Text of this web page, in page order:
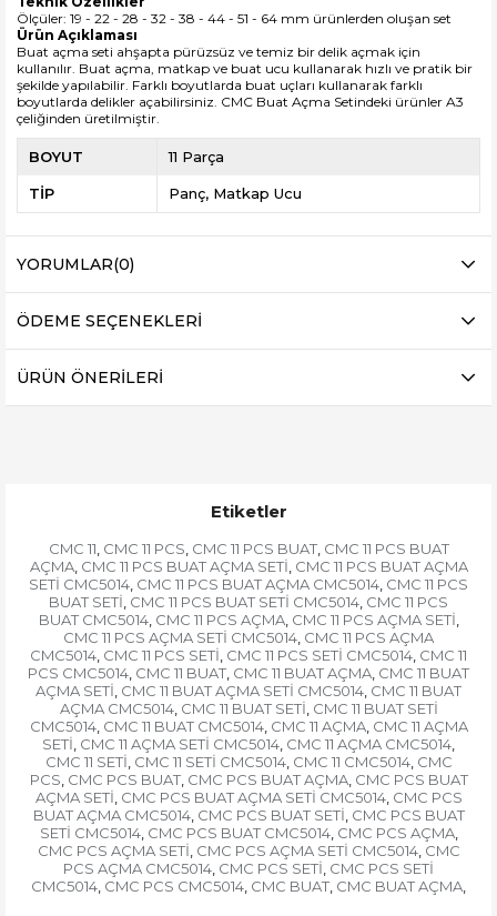
Ölçüler: 19 - 22 - 28 - 32 - 38 - 44 - 51 - 64 mm ürünlerden oluşan set
Ürün Açıklaması
Buat açma seti ahşapta pürüzsüz ve temiz bir delik açmak için
kullanılır. Buat açma, matkap ve buat ucu kullanarak hızlı ve pratik bir
şekilde yapılabilir. Farklı boyutlarda buat uçları kullanarak farklı
boyutlarda delikler açabilirsiniz. CMC Buat Açma Setindeki ürünler A3
çeliğinden üretilmiştir.
BOYUT 11 Parça
TİP Panç Matkap Ucu
YORUMLAR(0)
ÖDEME SEÇENEKLERI
ÜRÜN ÖNERILERI
Etiketler
CMC 11 CMC 11 PCS CMC 11 PCS BUAT, CMC 11 PCS BUAT
AÇMA, CMC 11 PCS BUAT AÇMA SETİ CMC 11 PCS BUAT AÇMA
SETİ CMC5014 CMC 11 PCS BUAT AÇMA CMC5014 CMC 11 PCS
BUAT SETİ CMC 11 PCS BUAT SETİ CMC5014 CMC 11 PCS
BUAT CMC5014, CMC 11 PCS AÇMA, CMC 11 PCS AÇMA SETİ
CMC 11 PCS AÇMA SETİ CMC5014 CMC 11 PCS AÇMA
CMC5014 CMC 11 PCS SETİ CMC 11 PCS SETİ CMC5014 CMC 11
PCS CMC5014 CMC 11 BUAT CMC 11 BUAT AÇMA CMC 11 BUAT
AÇMA SETİ CMC 11 BUAT AÇMA SETİ CMC5014 CMC 11 BUAT
AÇMA CMC5014, CMC 11 BUAT SETİ CMC 11 BUAT SETİ
CMC5014, CMC 11 BUAT CMC5014, CMC 11 AÇMA, CMC 11 AÇMA
SETİ CMC 11 AÇMA SETİ CMC5014 CMC 11 AÇMA CMC5014
CMC 11 SETİ CMC 11 SETİ CMC5014, CMC 11 CMC5014, CMC
PCS CMC PCS BUAT, CMC PCS BUAT AÇMA, CMC PCS BUAT
AÇMA SETİ CMC PCS BUAT AÇMA SETİ CMC5014, CMC PCS
BUAT AÇMA CMC5014, CMC PCS BUAT SETİ CMC PCS BUAT
SETİ CMC5014, CMC PCS BUAT CMC5014, CMC PCS AÇMA,
CMC PCS AÇMA SETİ CMC PCS AÇMA SETİ CMC5014, CMC
PCS AÇMA CMC5014 CMC PCS SETİ CMC PCS SETİ
CMC5014 CMC PCS CMC5014 CMC BUAT CMC BUAT AÇMA